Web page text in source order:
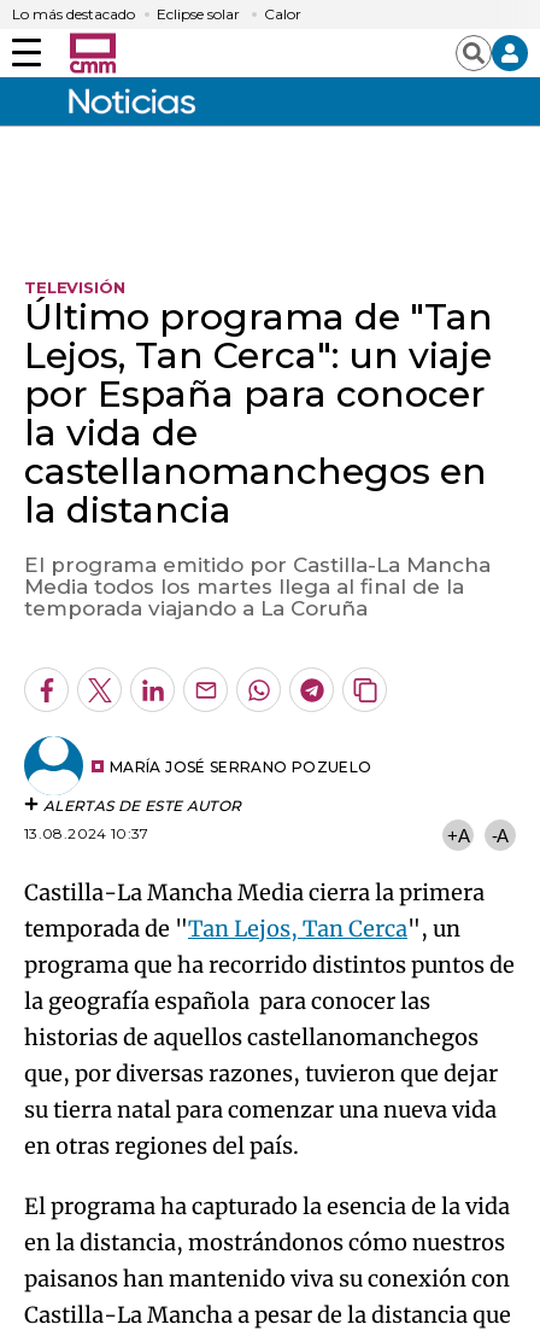
Lo más destacado Eclipse solar Calor
Menú Buscar
TELEVISIÓN
Último programa de "Tan
Lejos, Tan Cerca": un viaje
por España para conocer
la vida de
castellanomanchegos en
la distancia
El programa emitido por Castilla-La Mancha
Media todos los martes llega al final de la
temporada viajando a La Coruña
Algo salió mal.
An error occurred, please try again later.
Facebook
TwitterLinkedInEnviarWhatsapp
Telegram
Copiar
artículo
MARÍA JOSÉ SERRANO POZUELO
ALERTAS DE ESTE AUTOR
13.08.2024 10:37
+A -A
Castilla-La Mancha Media cierra la primera
temporada de "Tan Lejos, Tan Cerca", un
programa que ha recorrido distintos puntos de
la geografía española para conocer las
historias de aquellos castellanomanchegos
que, por diversas razones, tuvieron que dejar
su tierra natal para comenzar una nueva vida
en otras regiones del país.
El programa ha capturado la esencia de la vida
en la distancia, mostrándonos cómo nuestros
paisanos han mantenido viva su conexión con
Castilla-La Mancha a pesar de la distancia que